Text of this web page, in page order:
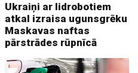
Ukraiņi ar lidrobotiem
atkal izraisa ugunsgrēku
Maskavas naftas
pārstrādes rūpnīcā